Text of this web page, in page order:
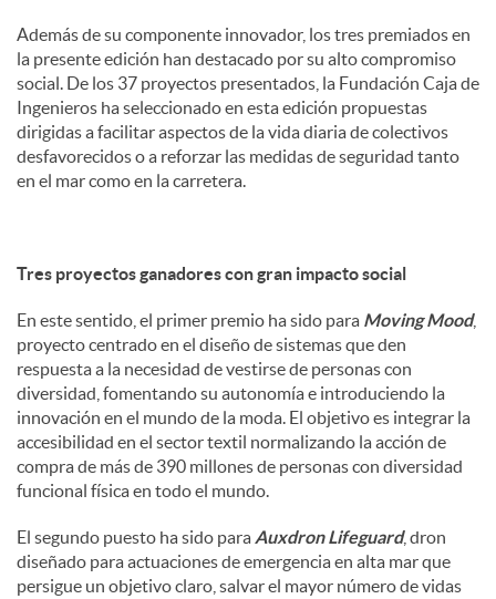
Además de su componente innovador, los tres premiados en
la presente edición han destacado por su alto compromiso
social. De los 37 proyectos presentados, la Fundación Caja de
Ingenieros ha seleccionado en esta edición propuestas
dirigidas a facilitar aspectos de la vida diaria de colectivos
desfavorecidos o a reforzar las medidas de seguridad tanto
en el mar como en la carretera.
Tres proyectos ganadores con gran impacto social
En este sentido, el primer premio ha sido para Moving Mood,
proyecto centrado en el diseño de sistemas que den
respuesta a la necesidad de vestirse de personas con
diversidad, fomentando su autonomía e introduciendo la
innovación en el mundo de la moda. El objetivo es integrar la
accesibilidad en el sector textil normalizando la acción de
compra de más de 390 millones de personas con diversidad
funcional física en todo el mundo.
El segundo puesto ha sido para Auxdron Lifeguard, dron
diseñado para actuaciones de emergencia en alta mar que
persigue un objetivo claro, salvar el mayor número de vidas